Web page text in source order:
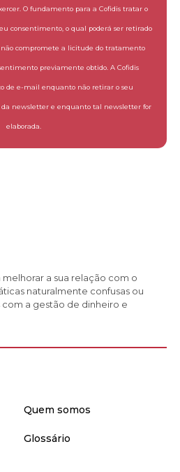
O fundamento para a Cofidis tratar o
consentimento, o qual poderá ser retirado
compromete a licitude do tratamento
previamente obtido. A Cofidis
de e-mail enquanto não retirar o seu
da newsletter e enquanto tal newsletter for
elaborada.
a sua relação com o
naturalmente confusas ou
a gestão de dinheiro e
Quem somos
Glossário